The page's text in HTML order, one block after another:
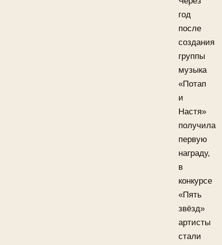
год
после
создания
группы
музыка
«Потап
и
Настя»
получила
первую
награду,
в
конкурсе
«Пять
звёзд»
артисты
стали